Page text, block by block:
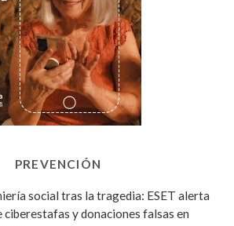
PREVENCIÓN
social tras la tragedia: ESET alerta
ciberestafas y donaciones falsas en